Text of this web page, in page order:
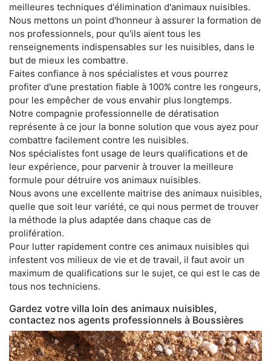
meilleures techniques d'élimination d'animaux nuisibles.
Nous mettons un point d'honneur à assurer la formation de
nos professionnels, pour qu'ils aient tous les
renseignements indispensables sur les nuisibles, dans le
but de mieux les combattre.
Faites confiance à nos spécialistes et vous pourrez
profiter d'une prestation fiable à 100% contre les rongeurs,
pour les empêcher de vous envahir plus longtemps.
Notre compagnie professionnelle de dératisation
représente à ce jour la bonne solution que vous ayez pour
combattre facilement contre les nuisibles.
Nos spécialistes font usage de leurs qualifications et de
leur expérience, pour parvenir à trouver la meilleure
formule pour détruire vos animaux nuisibles.
Nous avons une excellente maitrise des animaux nuisibles,
quelle que soit leur variété, ce qui nous permet de trouver
la méthode la plus adaptée dans chaque cas de
prolifération.
Pour lutter rapidement contre ces animaux nuisibles qui
infestent vos milieux de vie et de travail, il faut avoir un
maximum de qualifications sur le sujet, ce qui est le cas de
tous nos techniciens.
Gardez votre villa loin des animaux nuisibles,
contactez nos agents professionnels à Boussières